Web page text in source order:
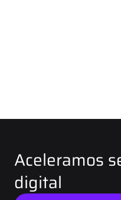
Aceleramos
digital